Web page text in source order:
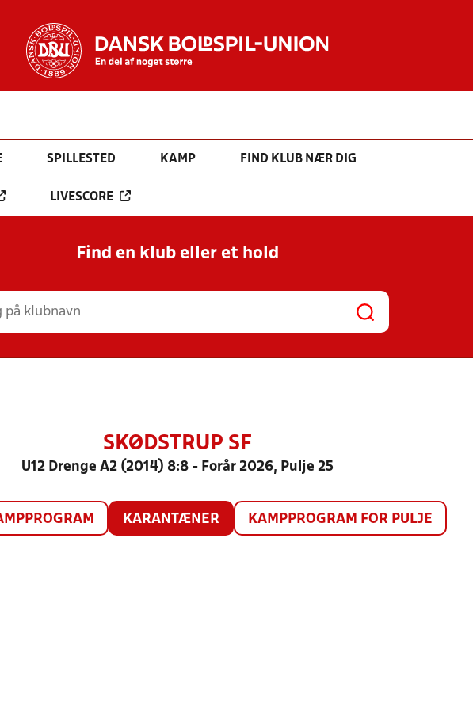
SPILLESTED KAMP FIND KLUB NÆR DIG
LIVESCORE
Find en klub eller et hold
SKØDSTRUP SF
U12 Drenge A2 (2014) 8:8 - Forår 2026, Pulje 25
KARANTÆNER KAMPPROGRAM FOR PULJE